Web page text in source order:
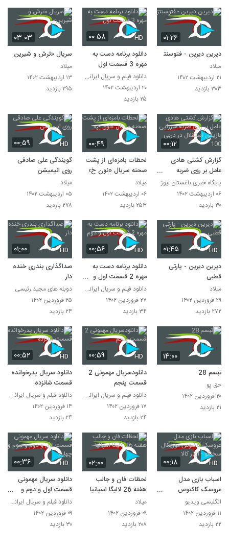
۰۱:۲۶
دیرین دیرین - فتوسنتز
میلاد
۲۱ اردیبهشت ۱۴۰۲
۳۰۳ بازدید
۰۰:۵۸ HD
دانلود برنامه دست به
مهره 3 قسمت اول
دانلود فیلم و سریال ایرانی بصورت قانونی
۲۰ اردیبهشت ۱۴۰۲
۲۵ بازدید
۰۳:۰۳
سریال «ترش و شیرین»
میلاد
۱۳ اردیبهشت ۱۴۰۲
۲۹۵ بازدید
۰۰:۱۲
گزارش کشتی هادی
عامل بر روی ضربه
میرزایی بازیکن استقلال
در دربی 100
پایگاه خبری باغستان نیوز
۰۶ اردیبهشت ۱۴۰۲
۳۰ بازدید
۰۰:۴۹
لحظات بامزه‌ای از پشت
صحنه سریال «نون خ»
میلاد
۰۶ اردیبهشت ۱۴۰۲
۲۵۳ بازدید
۰۰:۵۹ HD
گویندگی علی صادقی
روی انیمیشن
میلاد
۰۵ اردیبهشت ۱۴۰۲
۲۷۸ بازدید
۰۱:۴۵ HD
دیرین دیرین - پارتی
قطبی
میلاد
۲۹ فروردین ۱۴۰۲
۲۷۲ بازدید
۰۰:۵۶ HD
دانلود برنامه دست به
مهره 2 قسمت اول و
دوم
دانلود فیلم و سریال ایرانی بصورت قانونی
۲۷ فروردین ۱۴۰۲
۳۴ بازدید
۰۱:۰۰ HD
صداگذاری بندری خنده
دار
دوبله های مجید رئیسی
۲۵ فروردین ۱۴۰۲
۲۴ بازدید
۱۴:۰۰
تبسم 28
حق پو
۲۰ فروردین ۱۴۰۲
۲۱ بازدید
۰۰:۵۹ HD
دانلودسریال مهمونی 2
قسمت پنجم
دانلود فیلم و سریال ایرانی بصورت قانونی
۱۷ فروردین ۱۴۰۲
۲۴ بازدید
۰۰:۵۲ HD
دانلود سریال پدرخوانده
قسمت شانزده
دانلود فیلم و سریال ایرانی بصورت قانونی
۱۴ فروردین ۱۴۰۲
۲۴ بازدید
۰۰:۱۸ HD
اسباب بازی مدل
عروسک کاکتوس
موزیکال سخنگو - اژدر
کالا
انگلیسی ویدیو
۱۱ فروردین ۱۴۰۲
۲۲ بازدید
۰۲:۰۰
لحظات فان و جالب
هفته 26 لالیگا اسپانیا
میلاد
۰۹ فروردین ۱۴۰۲
۲۰۸ بازدید
۰۰:۳۶ HD
دانلود سریال مهمونی
قسمت اول و دوم و
سوم و چهارم
دانلود فیلم و سریال ایرانی بصورت قانونی
۰۹ فروردین ۱۴۰۲
۳۰ بازدید